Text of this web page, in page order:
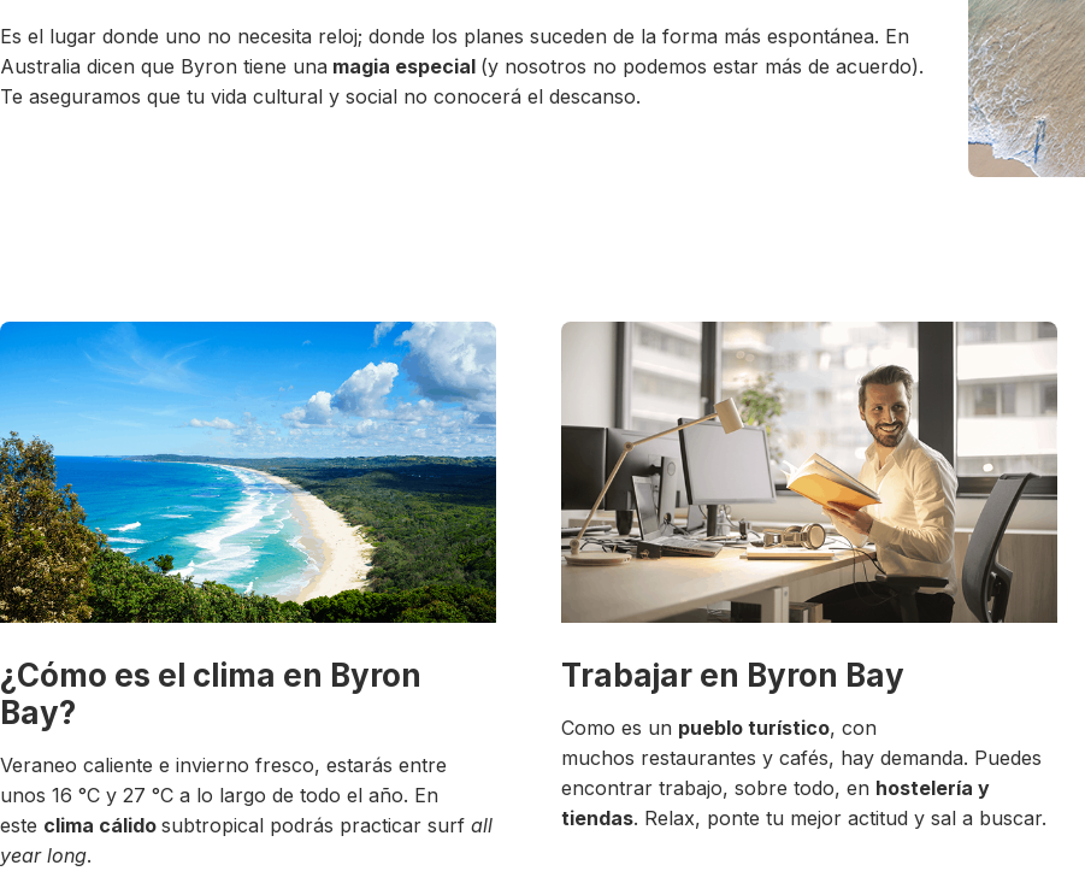
Es el lugar donde uno no necesita reloj; donde los planes suceden de la forma más espontánea. En
Australia dicen que Byron tiene una magia especial (y nosotros no podemos estar más de acuerdo).
Te aseguramos que tu vida cultural y social no conocerá el descanso.
¿Cómo es el clima en Byron
Bay?
Veraneo caliente e invierno fresco, estarás entre
unos 16 °C y 27 °C a lo largo de todo el año. En
este clima cálido subtropical podrás practicar surf all
year long.
Trabajar en Byron Bay
Como es un pueblo turístico, con
muchos restaurantes y cafés, hay demanda. Puedes
encontrar trabajo, sobre todo, en hostelería y
tiendas. Relax, ponte tu mejor actitud y sal a buscar.